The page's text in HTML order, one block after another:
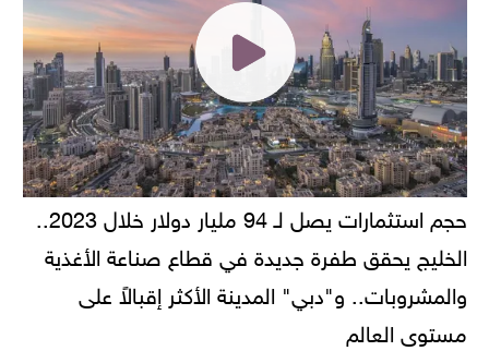
حجم استثمارات يصل لـ 94 مليار دولار خلال 2023..
الخليج يحقق طفرة جديدة في قطاع صناعة الأغذية
والمشروبات.. و"دبي" المدينة الأكثر إقبالاً على
مستوى العالم